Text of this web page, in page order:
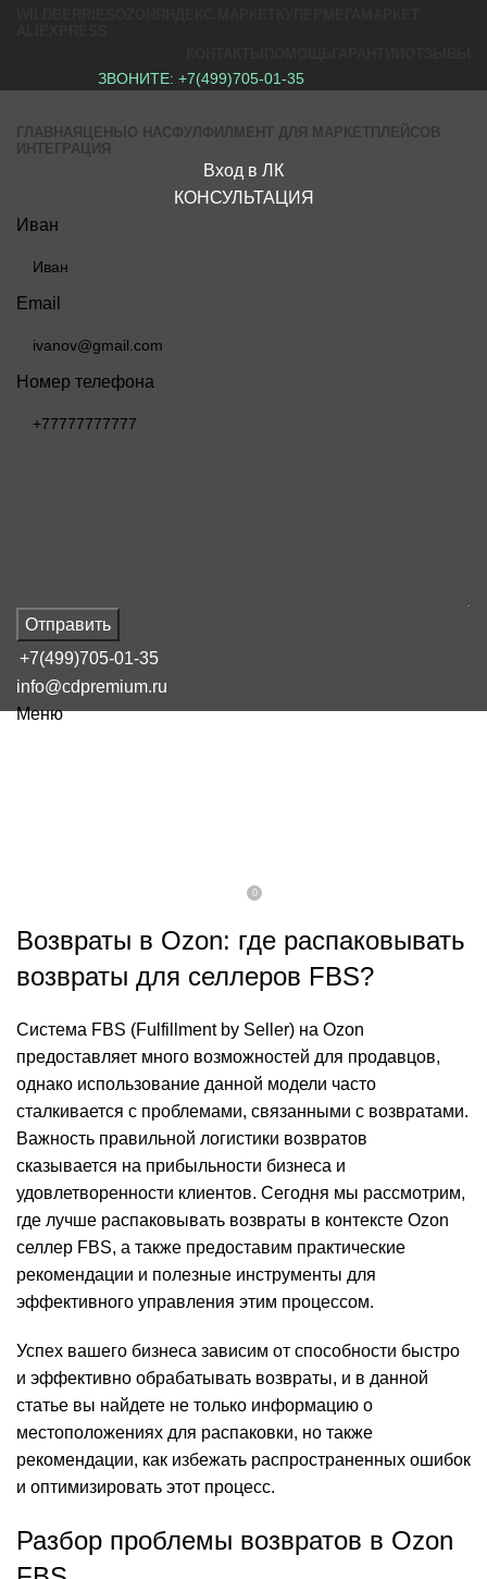
ЗВОНИТЕ:+7(499)705-01-35
ГЛАВНАЯ ЦЕНЫ О НАСФУЛФИЛМЕНТ ДЛЯ МАРКЕТПЛЕЙСОВ
ИНТЕГРАЦИЯ
Вход в ЛК
КОНСУЛЬТАЦИЯ
Иван
Email
Номер телефона
Отправить
+7(499)705-01-35
info@cdpremium.ru
Меню
0
Возвраты в Ozon: где распаковывать
возвраты для селлеров FBS?
Система FBS (Fulfillment by Seller) на Ozon
предоставляет много возможностей для продавцов,
однако использование данной модели часто
сталкивается с проблемами, связанными с возвратами.
Важность правильной логистики возвратов
сказывается на прибыльности бизнеса и
удовлетворенности клиентов. Сегодня мы рассмотрим,
где лучше распаковывать возвраты в контексте Ozon
селлер FBS, а также предоставим практические
рекомендации и полезные инструменты для
эффективного управления этим процессом.
Успех вашего бизнеса зависим от способности быстро
и эффективно обрабатывать возвраты, и в данной
статье вы найдете не только информацию о
местоположениях для распаковки, но также
рекомендации, как избежать распространенных ошибок
и оптимизировать этот процесс.
Разбор проблемы возвратов в Ozon